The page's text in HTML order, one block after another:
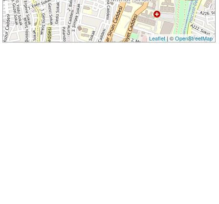
Leaflet| ©OpenStreetMap